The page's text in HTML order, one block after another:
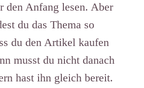
den Anfang lesen. Aber
du das Thema so
du den Artikel kaufen
musst du nicht danach
hast ihn gleich bereit.